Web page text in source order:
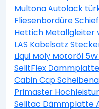
Multona Autolack
Fliesenbordüre
Hettich Metallgleiter
LAS Kabelsatz
Liqui Moly Motoröl
SelitFlex
Cabin Cap
Primaster
Selitac Dämmplatte